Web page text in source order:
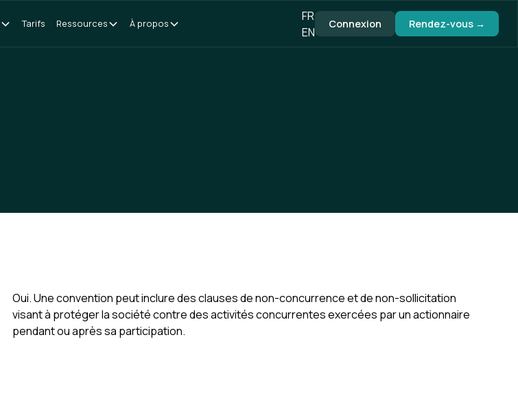
Tarifs Ressources À propos
FR
EN
Connexion Rendez-vous →
Oui. Une convention peut inclure des clauses de non-concurrence et de non-sollicitation
visant à protéger la société contre des activités concurrentes exercées par un actionnaire
pendant ou après sa participation.